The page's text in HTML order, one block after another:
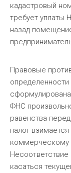
кадастровый
требует уплаты
назад
Правовые
ФНС
равенства
налог
коммерческому
касаться